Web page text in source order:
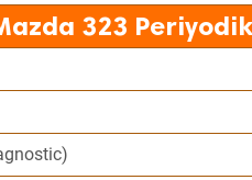
323